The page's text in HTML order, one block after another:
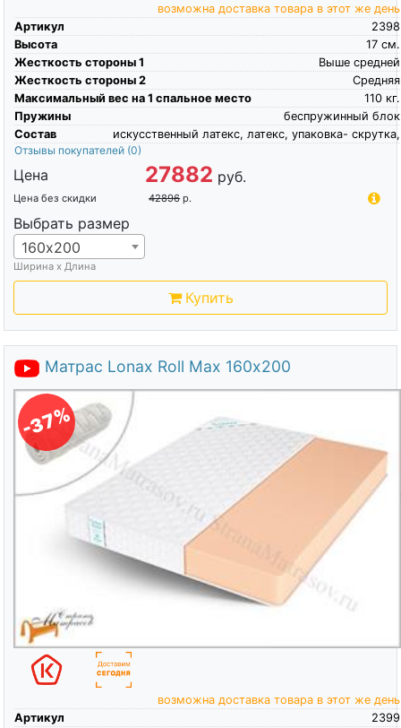
возможна доставка товара в этот же день
Артикул
2398
Высота
см.
17
Жесткость стороны 1
Выше средней
Жесткость стороны 2
Средняя
Максимальный вес на 1 спальное место
кг.
110
Пружины
беспружинный блок
Состав
искусственный латекс, латекс, упаковка- скрутка,
Отзывы покупателей (0)
Цена 27882 руб.
Цена без скидки 42896 р.
Выбрать размер
160х200
Ширина х Длина
Купить
Матрас Lonax Roll Max 160х200
-37%
возможна доставка товара в этот же день
Артикул
2399